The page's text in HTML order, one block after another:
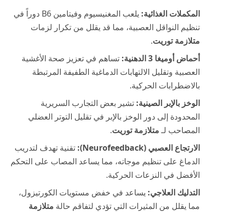
المكملات الغذائية:
يلعب المغنيسيوم وفيتامين B6 دوراً في
تنظيم النواقل العصبية، مما قد يقلل من تكرار لزمات
متلازمة توريت.
أحماض أوميغا 3 الدهنية:
تساهم في تعزيز صحة الأغشية
العصبية وتقليل الالتهابات الدماغية الطفيفة المرتبطة
بالاضطرابات الحركية.
الوخز بالإبر الصينية: تشير بعض التجارب السريرية
المحدودة إلى دور الوخز بالإبر في تقليل التوتر العضلي
المصاحب لـمتلازمة توريت.
الارتجاع العصبي (Neurofeedback):
تقنية تهدف لتدريب
الدماغ على تنظيم موجاته، مما يساعد المصاب على التحكم
الأفضل في النزعات الحركية.
التدليك العلاجي: يساعد في خفض مستويات الكورتيزول،
مما يقلل من المثيرات التي تؤدي لتفاقم حالة متلازمة